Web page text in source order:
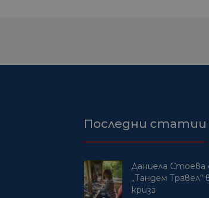
Последни статии
Даниела Стоева
„Тандем Травел“
криза